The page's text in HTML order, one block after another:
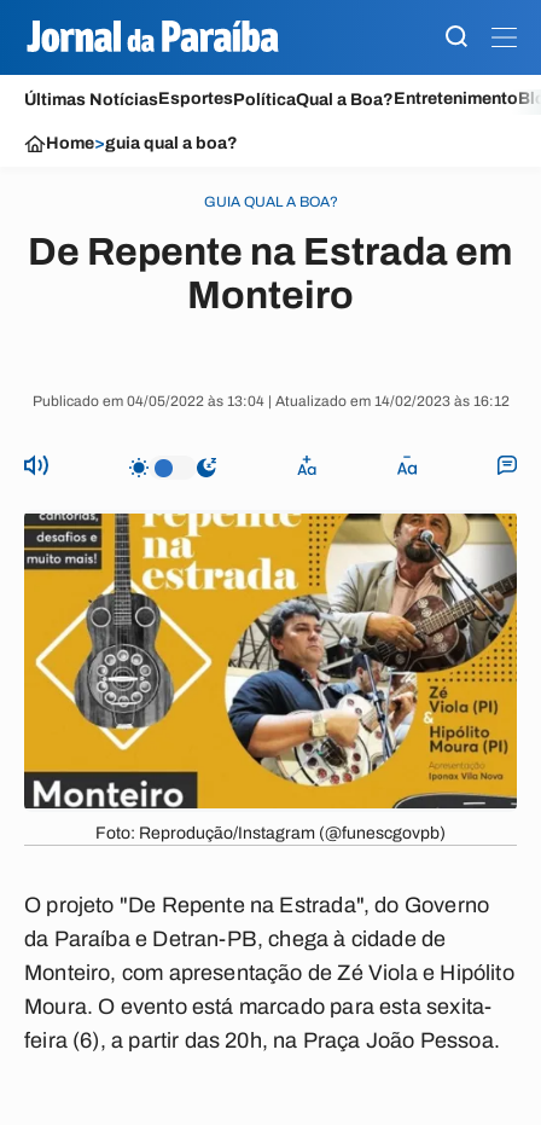
Últimas NotíciasEsportesPolíticaQual a Boa?Entretenimento
Home>guia qual a boa?
GUIA QUAL A BOA?
De Repente na Estrada em
Monteiro
Publicado em 04/05/2022 às 13:04 | Atualizado em 14/02/2023 às 16:12
Foto: Reprodução/Instagram (@funescgovpb)
O projeto "De Repente na Estrada", do Governo
da Paraíba e Detran-PB, chega à cidade de
Monteiro, com apresentação de Zé Viola e Hipólito
Moura. O evento está marcado para esta sexita-
feira (6), a partir das 20h, na Praça João Pessoa.